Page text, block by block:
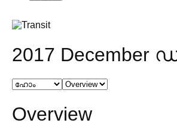
2017 December
Overview